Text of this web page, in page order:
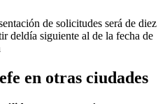
de solicitudes será de diez
deldía siguiente al de la fecha de
en otras ciudades